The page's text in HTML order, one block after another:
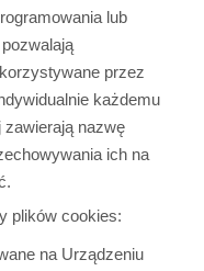
lub
przez
każdemu
nazwę
ich na
plików cookies:
na Urządzeniu